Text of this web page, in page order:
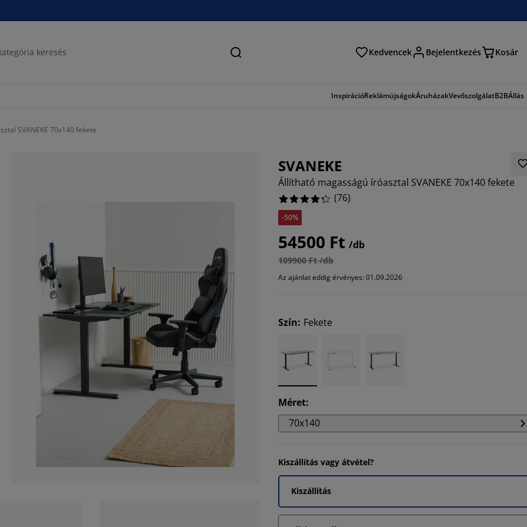
Keresés Kedvencek Bejelentkezés Kosár
InspirációReklámújságokÁruházakVevőszolgálatB2BÁllás
SVANEKE 70x140 fekete
SVANEKE
Állítható magasságú íróasztal SVANEKE 70x140 fekete
(76)
-50%
54500 Ft /db
109900 Ft /db
Az ajánlat eddig érvényes: 01.09.2026
Szín: Fekete
Méret:
70x140
Kiszállítás vagy átvétel?
Kiszállítás
13.157894736842104%
2.631578947368421%
5.263157894736842%
9.210526315789473%